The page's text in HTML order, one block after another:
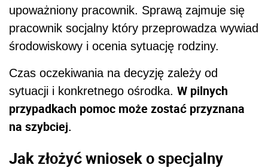
upoważniony pracownik. Sprawą zajmuje się
pracownik socjalny który przeprowadza wywiad
środowiskowy i ocenia sytuację rodziny.
Czas oczekiwania na decyzję zależy od
sytuacji i konkretnego ośrodka. W pilnych
przypadkach pomoc może zostać przyznana
na szybciej.
Jak złożyć wniosek o specjalny